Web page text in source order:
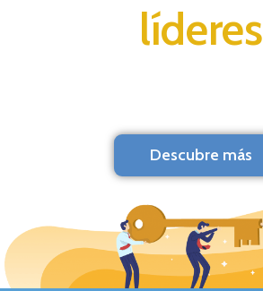
líderes
Descubre más